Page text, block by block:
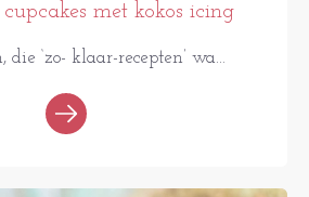
met kokos icing
die ‘zo- klaar-recepten’ wa...